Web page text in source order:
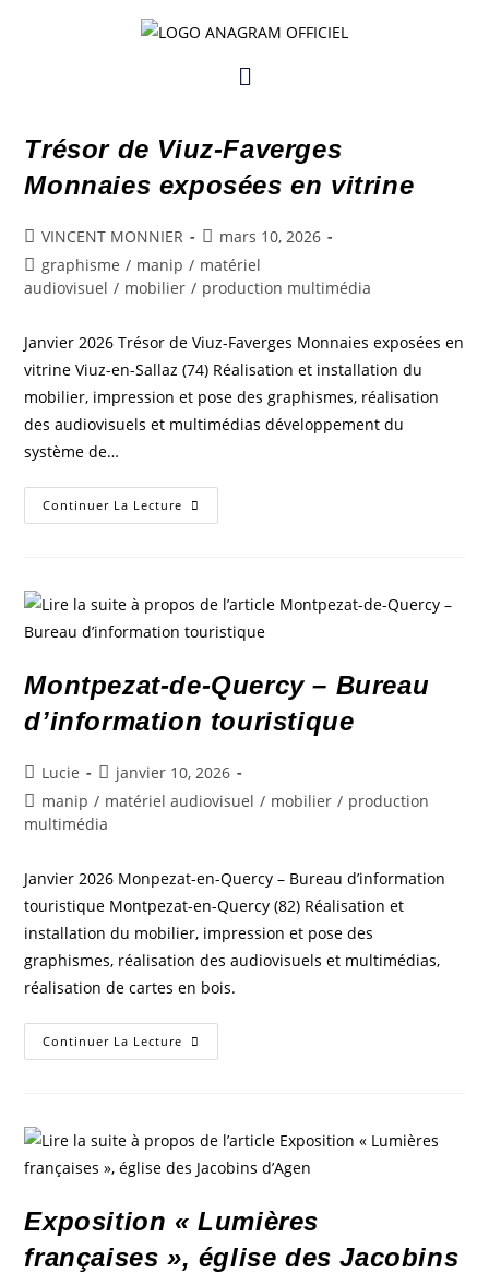
Trésor de Viuz-Faverges
Monnaies exposées en vitrine
VINCENT MONNIER
mars 10, 2026
graphisme / manip / matériel
audiovisuel / mobilier / production multimédia
Janvier 2026 Trésor de Viuz-Faverges Monnaies exposées en
vitrine Viuz-en-Sallaz (74) Réalisation et installation du
mobilier, impression et pose des graphismes, réalisation
des audiovisuels et multimédias développement du
système de…
Continuer La Lecture
Montpezat-de-Quercy – Bureau
d’information touristique
Lucie
janvier 10, 2026
manip / matériel audiovisuel / mobilier / production
multimédia
Janvier 2026 Monpezat-en-Quercy – Bureau d’information
touristique Montpezat-en-Quercy (82) Réalisation et
installation du mobilier, impression et pose des
graphismes, réalisation des audiovisuels et multimédias,
réalisation de cartes en bois.
Continuer La Lecture
Exposition « Lumières
françaises », église des Jacobins